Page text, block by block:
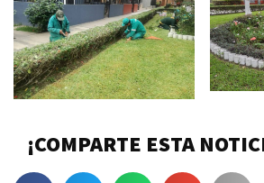
¡COMPARTE ESTA